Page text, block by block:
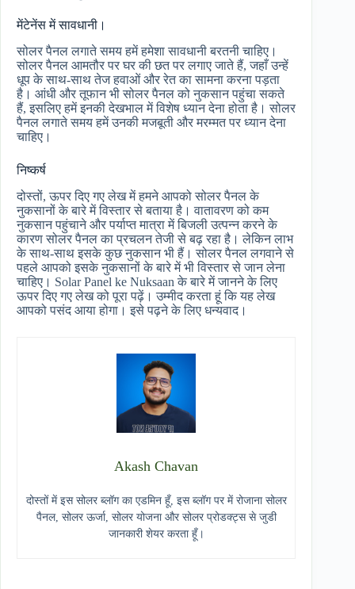
मेंटेनेंस में सावधानी।
सोलर पैनल लगाते समय हमें हमेशा सावधानी बरतनी चाहिए।
सोलर पैनल आमतौर पर घर की छत पर लगाए जाते हैं, जहाँ उन्हें
धूप के साथ-साथ तेज हवाओं और रेत का सामना करना पड़ता
है। आंधी और तूफान भी सोलर पैनल को नुकसान पहुंचा सकते
हैं, इसलिए हमें इनकी देखभाल में विशेष ध्यान देना होता है। सोलर
पैनल लगाते समय हमें उनकी मजबूती और मरम्मत पर ध्यान देना
चाहिए।
निष्कर्ष
दोस्तों, ऊपर दिए गए लेख में हमने आपको सोलर पैनल के
नुकसानों के बारे में विस्तार से बताया है। वातावरण को कम
नुकसान पहुंचाने और पर्याप्त मात्रा में बिजली उत्पन्न करने के
कारण सोलर पैनल का प्रचलन तेजी से बढ़ रहा है। लेकिन लाभ
के साथ-साथ इसके कुछ नुकसान भी हैं। सोलर पैनल लगवाने से
पहले आपको इसके नुकसानों के बारे में भी विस्तार से जान लेना
चाहिए। Solar Panel ke Nuksaan के बारे में जानने के लिए
ऊपर दिए गए लेख को पूरा पढ़ें। उम्मीद करता हूं कि यह लेख
आपको पसंद आया होगा। इसे पढ़ने के लिए धन्यवाद।
Akash Chavan
दोस्तों में इस सोलर ब्लॉग का एडमिन हूँ, इस ब्लॉग पर में रोजाना सोलर
पैनल, सोलर ऊर्जा, सोलर योजना और सोलर प्रोडक्ट्स से जुडी
जानकारी शेयर करता हूँ।